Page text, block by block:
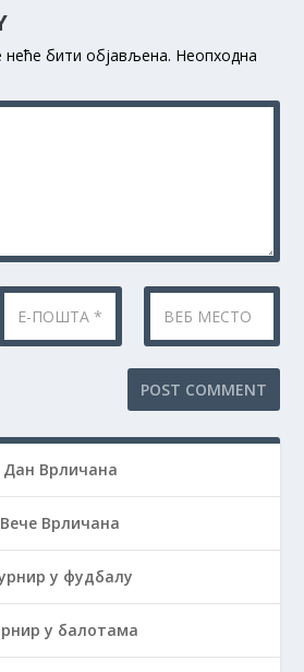
бити објављена. Неопходна
Дан Врличана
Вече Врличана
у фудбалу
у балотама